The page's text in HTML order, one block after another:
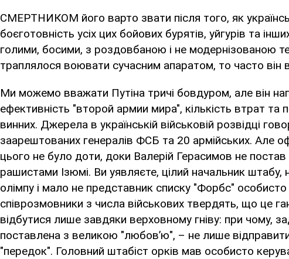
СМЕРТНИКОМ його варто звати після того, як
боєготовність усіх цих бойових бурятів, уйгурів та
голими, босими, з роздовбаною і не модернізованою
траплялося воювати сучасним апаратом, то часто він
Ми можемо вважати Путіна тричі бовдуром, але він
ефективність "второй армии мира", кількість втрат та
винних. Джерела в українській військовій розвідці
заарештованих генералів ФСБ та 20 армійських. Але
цього не було доти, доки Валерій Герасимов не постав
рашистами Ізюмі. Ви уявляєте, цілий начальник штабу,
олімпу і мало не представник списку "Форбс"
співрозмовники з числа військових твердять, що це
відбутися лише завдяки верховному гніву: при чому,
поставлена з великою "любов’ю", – не лише
"передок". Головний штабіст орків мав особисто